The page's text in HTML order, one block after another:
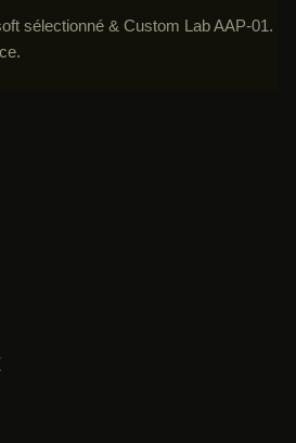
sélectionné & Custom Lab AAP-01.